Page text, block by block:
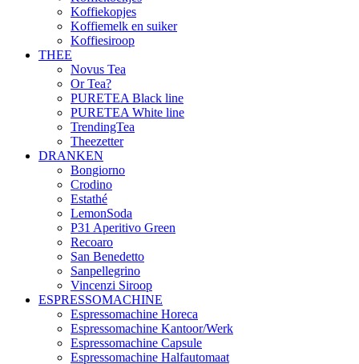
Koffiekopjes
Koffiemelk en suiker
Koffiesiroop
THEE
Novus Tea
Or Tea?
PURETEA Black line
PURETEA White line
TrendingTea
Theezetter
DRANKEN
Bongiorno
Crodino
Estathé
LemonSoda
P31 Aperitivo Green
Recoaro
San Benedetto
Sanpellegrino
Vincenzi Siroop
ESPRESSOMACHINE
Espressomachine Horeca
Espressomachine Kantoor/Werk
Espressomachine Capsule
Espressomachine Halfautomaat